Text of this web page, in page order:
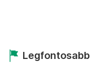
Legfontosabb